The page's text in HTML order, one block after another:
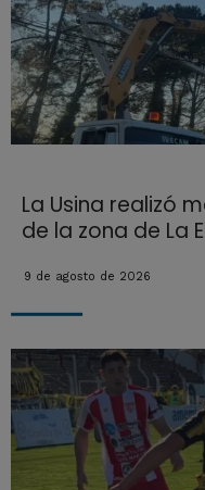
La Usina realizó
de la zona de La
9 de agosto de 2026